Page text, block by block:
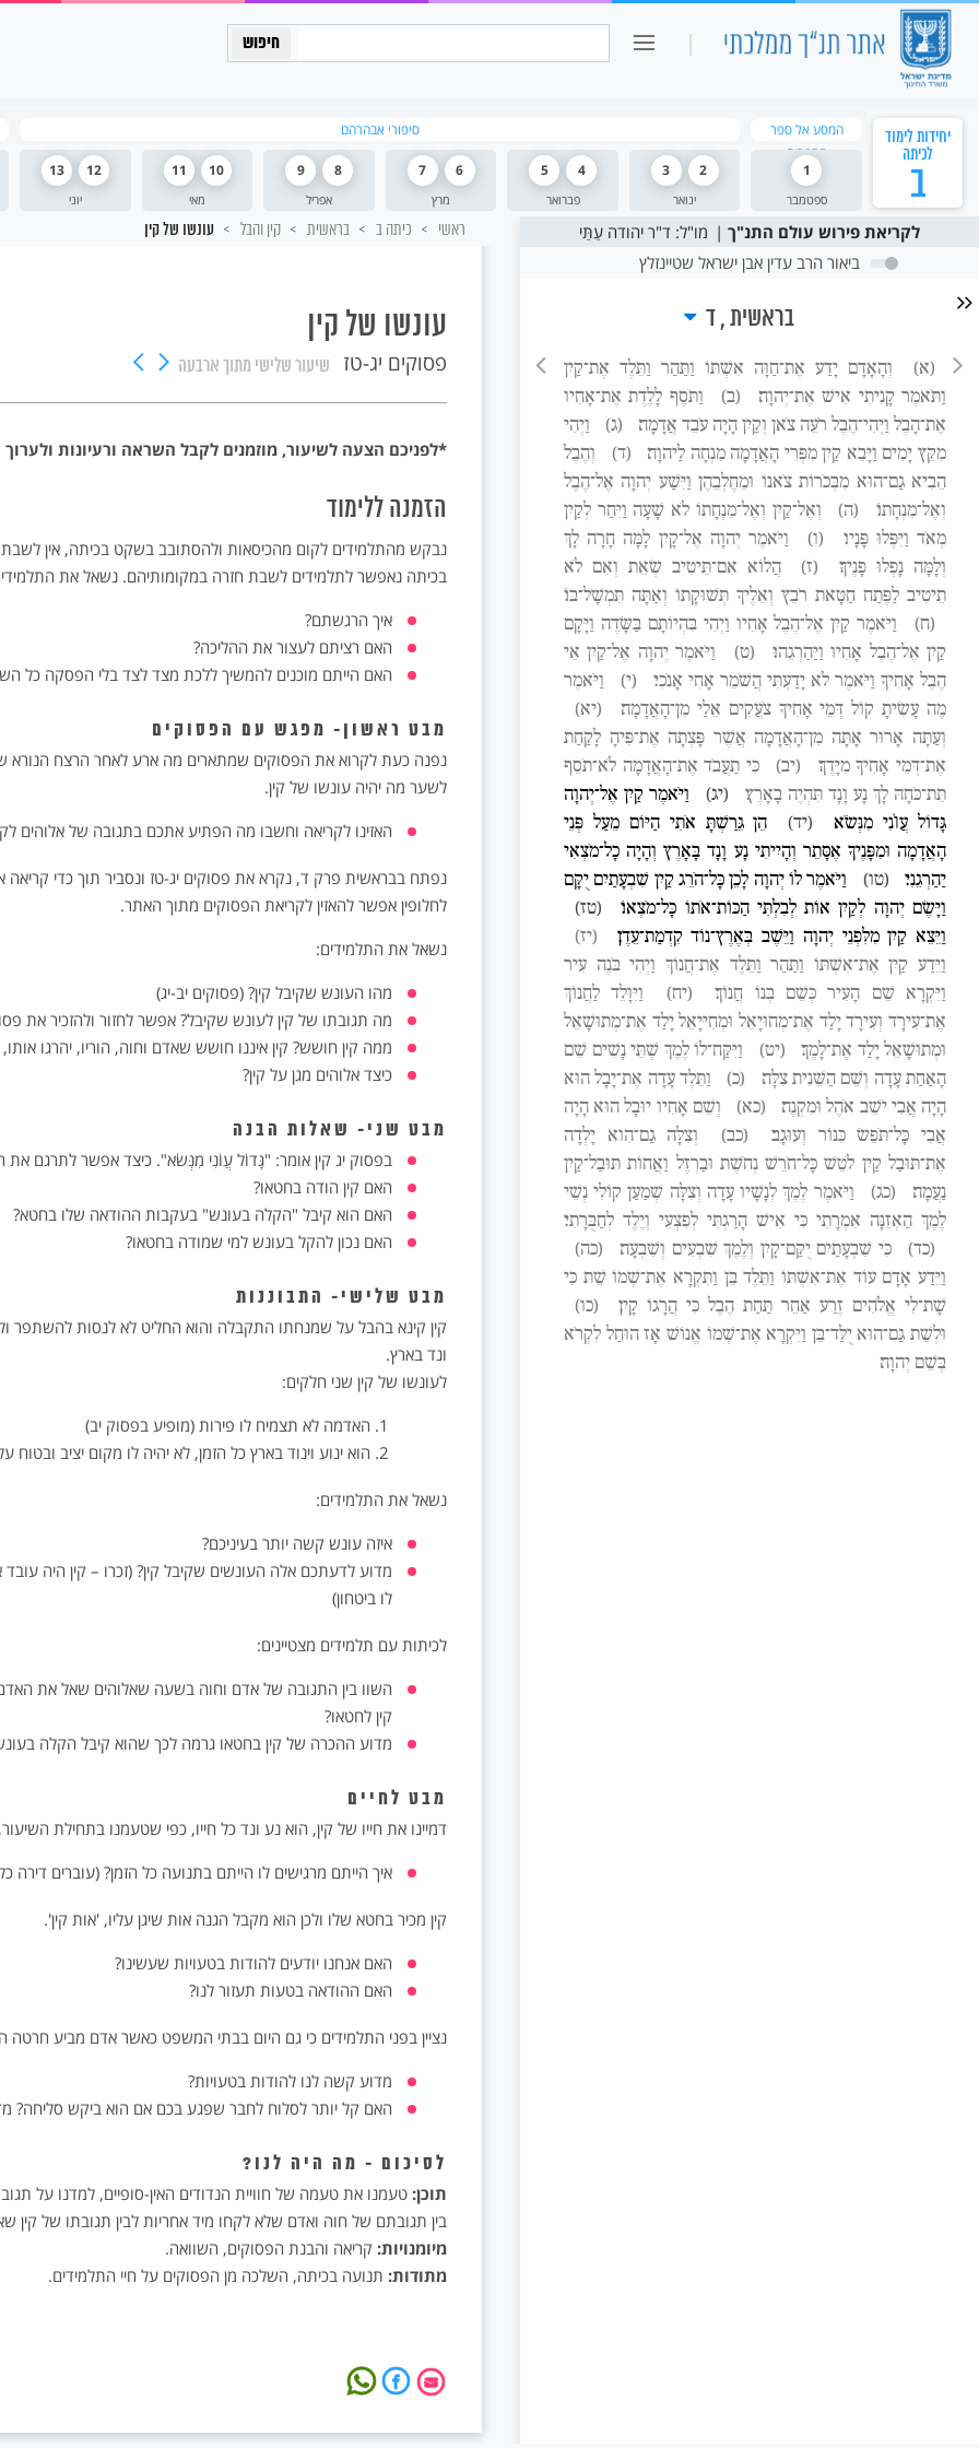
חיפוש:
כיתה ו כיתה יב
יחידות לימוד
לכיתה
ב
סיפורי אבהרהם
המסע אל ספר
הספרים
ספטמבר
1
ינואר
2
3
פברואר
4
5
מרץ
6
7
אפריל
8
9
מאי
10
11
יוני
12
13
לקריאת פירוש עולם התנ"ך
מו"ל: ד"ר יהודה עַתַּי
ביאור הרב עדין אבן ישראל שטיינזלץ
בראשית ד
(א)
וְהָאָדָם יָדַע אֶת־חַוָּה אִשְׁתּוֹ וַתַּהַר וַתֵּלֶד אֶת־קַיִן
וַתֹּאמֶר קָנִיתִי אִישׁ אֶת־יְהוָה׃
(ב)
וַתֹּסֶף לָלֶדֶת אֶת־אָחִיו
אֶת־הָבֶל וַיְהִי־הֶבֶל רֹעֵה צֹאן וְקַיִן הָיָה עֹבֵד אֲדָמָה׃
(ג)
וַיְהִי
מִקֵּץ יָמִים וַיָּבֵא קַיִן מִפְּרִי הָאֲדָמָה מִנְחָה לַיהוָה׃
(ד)
וְהֶבֶל
הֵבִיא גַם־הוּא מִבְּכֹרוֹת צֹאנוֹ וּמֵחֶלְבֵהֶן וַיִּשַׁע יְהוָה אֶל־הֶבֶל
וְאֶל־מִנְחָתוֹ׃
(ה)
וְאֶל־קַיִן וְאֶל־מִנְחָתוֹ לֹא שָׁעָה וַיִּחַר לְקַיִן
מְאֹד וַיִּפְּלוּ פָּנָיו׃
(ו)
וַיֹּאמֶר יְהוָה אֶל־קָיִן לָמָּה חָרָה לָךְ
וְלָמָּה נָפְלוּ פָנֶיךָ׃
(ז)
הֲלוֹא אִם־תֵּיטִיב שְׂאֵת וְאִם לֹא
תֵיטִיב לַפֶּתַח חַטָּאת רֹבֵץ וְאֵלֶיךָ תְּשׁוּקָתוֹ וְאַתָּה תִּמְשָׁל־בּוֹ׃
(ח)
וַיֹּאמֶר קַיִן אֶל־הֶבֶל אָחִיו וַיְהִי בִּהְיוֹתָם בַּשָּׂדֶה וַיָּקָם
קַיִן אֶל־הֶבֶל אָחִיו וַיַּהַרְגֵהוּ׃
(ט)
וַיֹּאמֶר יְהוָה אֶל־קַיִן אֵי
הֶבֶל אָחִיךָ וַיֹּאמֶר לֹא יָדַעְתִּי הֲשֹׁמֵר אָחִי אָנֹכִי׃
(י)
וַיֹּאמֶר
מֶה עָשִׂיתָ קוֹל דְּמֵי אָחִיךָ צֹעֲקִים אֵלַי מִן־הָאֲדָמָה׃
(יא)
וְעַתָּה אָרוּר אָתָּה מִן־הָאֲדָמָה אֲשֶׁר פָּצְתָה אֶת־פִּיהָ לָקַחַת
אֶת־דְּמֵי אָחִיךָ מִיָּדֶךָ׃
(יב)
כִּי תַעֲבֹד אֶת־הָאֲדָמָה לֹא־תֹסֵף
תֵּת־כֹּחָהּ לָךְ נָע וָנָד תִּהְיֶה בָאָרֶץ׃
(יג)
וַיֹּאמֶר קַיִן אֶל־יְהוָה
גָּדוֹל עֲוֺנִי מִנְּשֹׂא׃
(יד)
הֵן גֵּרַשְׁתָּ אֹתִי הַיּוֹם מֵעַל פְּנֵי
הָאֲדָמָה וּמִפָּנֶיךָ אֶסָּתֵר וְהָיִיתִי נָע וָנָד בָּאָרֶץ וְהָיָה כָל־מֹצְאִי
יַהַרְגֵנִי׃
(טו)
וַיֹּאמֶר לוֹ יְהוָה לָכֵן כָּל־הֹרֵג קַיִן שִׁבְעָתַיִם יֻקָּם
וַיָּשֶׂם יְהוָה לְקַיִן אוֹת לְבִלְתִּי הַכּוֹת־אֹתוֹ כָּל־מֹצְאוֹ׃
(טז)
וַיֵּצֵא קַיִן מִלִּפְנֵי יְהוָה וַיֵּשֶׁב בְּאֶרֶץ־נוֹד קִדְמַת־עֵדֶן׃
(יז)
וַיֵּדַע קַיִן אֶת־אִשְׁתּוֹ וַתַּהַר וַתֵּלֶד אֶת־חֲנוֹךְ וַיְהִי בֹּנֶה עִיר
וַיִּקְרָא שֵׁם הָעִיר כְּשֵׁם בְּנוֹ חֲנוֹךְ׃
(יח)
וַיִּוָּלֵד לַחֲנוֹךְ
אֶת־עִירָד וְעִירָד יָלַד אֶת־מְחוּיָאֵל וּמְחִיּיָאֵל יָלַד אֶת־מְתוּשָׁאֵל
וּמְתוּשָׁאֵל יָלַד אֶת־לָמֶךְ׃
(יט)
וַיִּקַּח־לוֹ לֶמֶךְ שְׁתֵּי נָשִׁים שֵׁם
הָאַחַת עָדָה וְשֵׁם הַשֵּׁנִית צִלָּה׃
(כ)
וַתֵּלֶד עָדָה אֶת־יָבָל הוּא
הָיָה אֲבִי יֹשֵׁב אֹהֶל וּמִקְנֶה׃
(כא)
וְשֵׁם אָחִיו יוּבָל הוּא הָיָה
אֲבִי כָּל־תֹּפֵשׂ כִּנּוֹר וְעוּגָב׃
(כב)
וְצִלָּה גַם־הִוא יָלְדָה
אֶת־תּוּבַל קַיִן לֹטֵשׁ כָּל־חֹרֵשׁ נְחֹשֶׁת וּבַרְזֶל וַאֲחוֹת תּוּבַל־קַיִן
נַעֲמָה׃
(כג)
וַיֹּאמֶר לֶמֶךְ לְנָשָׁיו עָדָה וְצִלָּה שְׁמַעַן קוֹלִי נְשֵׁי
לֶמֶךְ הַאְזֵנָּה אִמְרָתִי כִּי אִישׁ הָרַגְתִּי לְפִצְעִי וְיֶלֶד לְחַבֻּרָתִי׃
(כד)
כִּי שִׁבְעָתַיִם יֻקַּם־קָיִן וְלֶמֶךְ שִׁבְעִים וְשִׁבְעָה׃
(כה)
וַיֵּדַע אָדָם עוֹד אֶת־אִשְׁתּוֹ וַתֵּלֶד בֵּן וַתִּקְרָא אֶת־שְׁמוֹ שֵׁת כִּי
שָׁת־לִי אֱלֹהִים זֶרַע אַחֵר תַּחַת הֶבֶל כִּי הֲרָגוֹ קָיִן׃
(כו)
וּלְשֵׁת גַּם־הוּא יֻלַּד־בֵּן וַיִּקְרָא אֶת־שְׁמוֹ אֱנוֹשׁ אָז הוּחַל לִקְרֹא
בְּשֵׁם יְהוָה׃
ראשי כיתה ב בראשית קין והבל עונשו של קין
עונשו של קין
פסוקים יג-טז שיעור שלישי מתוך ארבעה
*לפניכם הצעה לשיעור, מוזמנים לקבל השראה ורעיונות
הזמנה ללימוד
נבקש מהתלמידים לקום מהכיסאות ולהסתובב בשקט בכיתה, אין
בכיתה נאפשר לתלמידים לשבת חזרה במקומותיהם. נשאל את
איך הרגשתם?
האם רציתם לעצור את ההליכה?
האם הייתם מוכנים להמשיך ללכת מצד לצד בלי הפסקה כל
מבט ראשון- מפגש עם הפסוקים
נפנה כעת לקרוא את הפסוקים שמתארים מה ארע לאחר הרצח הנורא
לשער מה יהיה עונשו של קין.
האזינו לקריאה וחשבו מה הפתיע אתכם בתגובה של אלוהים
נפתח בבראשית פרק ד, נקרא את פסוקים יג-טז ונסביר תוך כדי
לחלופין אפשר להאזין לקריאת הפסוקים מתוך האתר.
נשאל את התלמידים:
מהו העונש שקיבל קין? (פסוקים יב-יג)
מה תגובתו של קין לעונש שקיבל? אפשר לחזור ולהזכיר את
ממה קין חושש? קין איננו חושש שאדם וחוה, הוריו, יהרגו
כיצד אלוהים מגן על קין?
מבט שני- שאלות הבנה
בפסוק יג קין אומר: "גָּדוֹל עֲוֺנִי מִנְּשֹׂא". כיצד אפשר לתרגם את
האם קין הודה בחטאו?
האם הוא קיבל "הקלה בעונש" בעקבות ההודאה שלו בחטא?
האם נכון להקל בעונש למי שמודה בחטאו?
מבט שלישי- התבוננות
קין קינא בהבל על שמנחתו התקבלה והוא החליט לא לנסות להשתפר
ונד בארץ.
לעונשו של קין שני חלקים:
האדמה לא תצמיח לו פירות (מופיע בפסוק יב)
הוא ינוע וינוד בארץ כל הזמן, לא יהיה לו מקום יציב ובטוח
נשאל את התלמידים:
איזה עונש קשה יותר בעיניכם?
מדוע לדעתכם אלה העונשים שקיבל קין? (זכרו – קין היה
לו ביטחון)
לכיתות עם תלמידים מצטיינים:
השוו בין התגובה של אדם וחוה בשעה שאלוהים שאל את
קין לחטאו?
מדוע ההכרה של קין בחטאו גרמה לכך שהוא קיבל הקלה
מבט לחיים
דמיינו את חייו של קין, הוא נע ונד כל חייו, כפי שטעמנו בתחילת
איך הייתם מרגישים לו הייתם בתנועה כל הזמן? (עוברים דירה
קין מכיר בחטא שלו ולכן הוא מקבל הגנה אות שיגן עליו, 'אות קין'.
האם אנחנו יודעים להודות בטעויות שעשינו?
האם ההודאה בטעות תעזור לנו?
נציין בפני התלמידים כי גם היום בבתי המשפט כאשר אדם מביע
מדוע קשה לנו להודות בטעויות?
האם קל יותר לסלוח לחבר שפגע בכם אם הוא ביקש סליחה?
לסיכום - מה היה לנו?
תוכן: טעמנו את טעמה של חוויית הנדודים האין-סופיים, למדנו על
בין תגובתם של חוה ואדם שלא לקחו מיד אחריות לבין תגובתו של
מיומנויות: קריאה והבנת הפסוקים, השוואה.
מתודות: תנועה בכיתה, השלכה מן הפסוקים על חיי התלמידים.